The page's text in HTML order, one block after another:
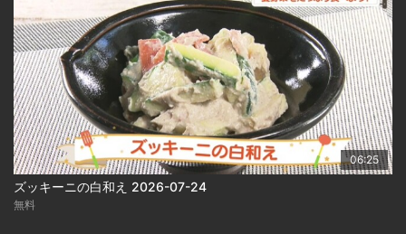
06:25
ズッキーニの白和え 2026-07-24
無料